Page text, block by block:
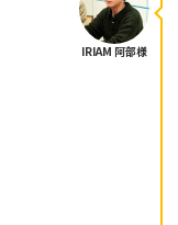
IRIAM 阿部様